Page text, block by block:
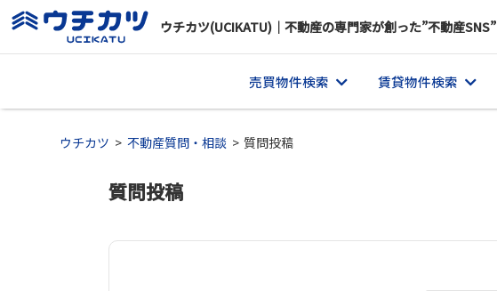
ウチカツ(UCIKATU)｜不動産の専門家が創った”不動産SNS”
売買物件検索 賃貸物件検索
ウチカツ 不動産質問・相談 質問投稿
質問投稿